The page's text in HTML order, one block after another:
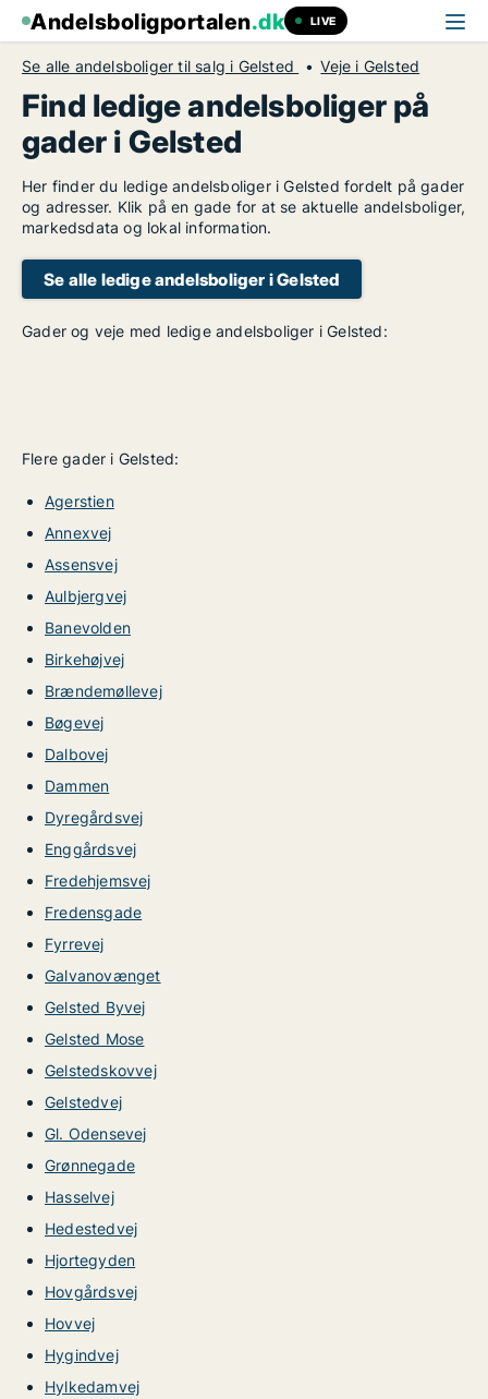
Andelsboligportalen.dk LIVE
Se alle andelsboliger til salg i Gelsted Veje i Gelsted
Find ledige andelsboliger på
gader i Gelsted
Her finder du ledige andelsboliger i Gelsted fordelt på gader
og adresser. Klik på en gade for at se aktuelle andelsboliger,
markedsdata og lokal information.
Se alle ledige andelsboliger i Gelsted
Gader og veje med ledige andelsboliger i Gelsted:
Flere gader i Gelsted:
Agerstien
Annexvej
Assensvej
Aulbjergvej
Banevolden
Birkehøjvej
Brændemøllevej
Bøgevej
Dalbovej
Dammen
Dyregårdsvej
Enggårdsvej
Fredehjemsvej
Fredensgade
Fyrrevej
Galvanovænget
Gelsted Byvej
Gelsted Mose
Gelstedskovvej
Gelstedvej
Gl. Odensevej
Grønnegade
Hasselvej
Hedestedvej
Hjortegyden
Hovgårdsvej
Hovvej
Hygindvej
Hylkedamvej